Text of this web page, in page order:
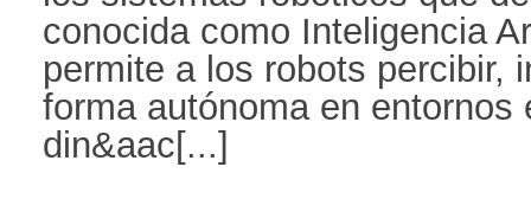
conocida como Inteligencia
permite a los robots percibir,
forma autónoma en entornos
din&aac[...]